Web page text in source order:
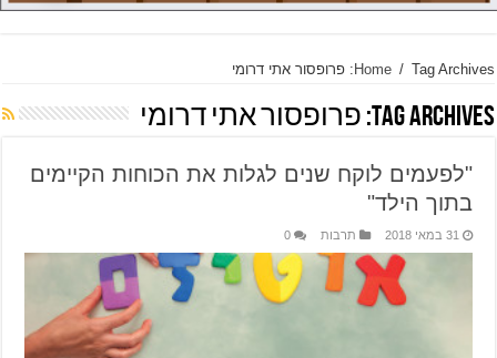
Home / Tag Archives: פרופסור אתי דרומי
Tag Archives: פרופסור אתי דרומי
"לפעמים לוקח שנים לגלות את הכוחות הקיימים
בתוך הילד"
31 במאי 2018 תרבות 0